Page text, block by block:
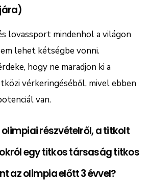
lovassport mindenhol a világon
lehet kétségbe vonni.
hogy ne maradjon ki a
vérkeringéséből, mivel ebben
van.
olimpiai részvételről, a titkolt
egy titkos társaság titkos
az olimpia előtt 3 évvel?